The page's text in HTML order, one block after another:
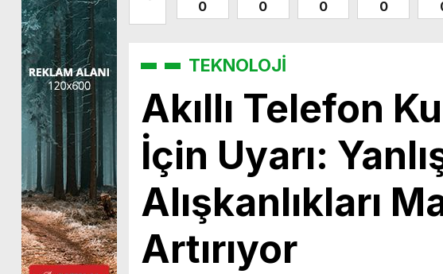
0 0 0 0
TEKNOLOJİ
Akıllı Telefon
İçin Uyarı:
Alışkanlıkları
Artırıyor